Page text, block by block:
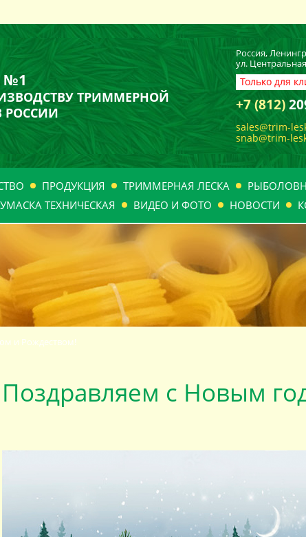
№1
ТРИММЕРНОЙ
РОССИИ
Россия,
ул.
Только для
+7 (812)
sales@trim-
snab@trim-
ПРОДУКЦИЯ ТРИММЕРНАЯ ЛЕСКА
ТЕХНИЧЕСКАЯ
ВИДЕО И ФОТО НОВОСТИ
и Рождеством!
Поздравляем с Новым